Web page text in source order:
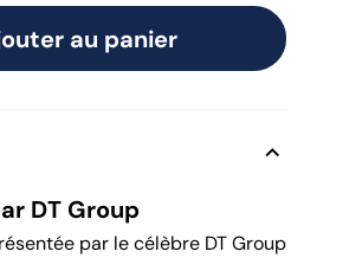
au panier
DT Group
par le célèbre DT Group